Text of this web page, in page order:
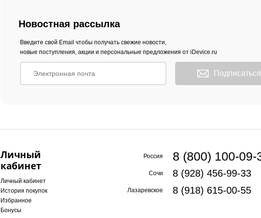
Новостная рассылка
Введите свой Email чтобы получать свежие новости,
новые поступления, акции и персональные предложения от iDevice.ru
Подписаться
Личный
кабинет
Личный кабинет
История покупок
Избранное
Бонусы
Россия 8 (800) 100-09-
Сочи 8 (928) 456-99-33
Лазаревское 8 (918) 615-00-55